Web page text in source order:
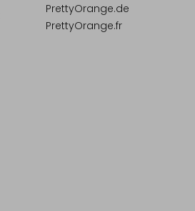
PrettyOrange.de
PrettyOrange.fr